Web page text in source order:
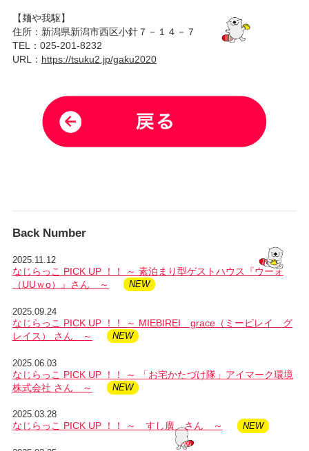
【麺や我駆】
住所：新潟県新潟市西区小針７－１４－７
TEL：025-201-8232
URL： https://tsuku2.jp/gaku2020
Back Number
2025.11.12
なじらっこ PICK UP ！！ ～ 素泊まり型ゲストハウス『ウーォ
（UUｗo）』さん ～
2025.09.24
なじらっこ PICK UP ！！ ～ MIEBIREI grace（ミービレイ グ
レイス） さん ～
2025.06.03
なじらっこ PICK UP ！！ ～ 「お宅かたづけ隊」アイマーク環境
株式会社 さん ～
2025.03.28
なじらっこ PICK UP ！！ ～ すし廣 さん ～